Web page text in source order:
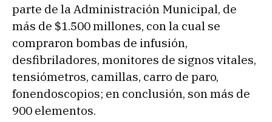
parte de la Administración Municipal, de
más de $1.500 millones, con la cual se
compraron bombas de infusión,
desfibriladores, monitores de signos vitales,
tensiómetros, camillas, carro de paro,
fonendoscopios; en conclusión, son más de
900 elementos.